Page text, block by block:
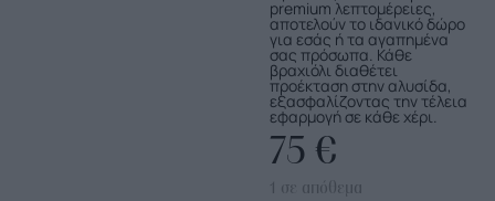
premium λεπτομέρειες,
αποτελούν το ιδανικό δώρο
για εσάς ή τα αγαπημένα
σας πρόσωπα. Κάθε
βραχιόλι διαθέτει
προέκταση στην αλυσίδα,
εξασφαλίζοντας την τέλεια
εφαρμογή σε κάθε χέρι.
75 €
1 σε απόθεμα